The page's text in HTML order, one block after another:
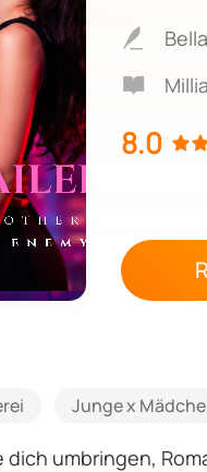
8.0
Junge x
dich umbringen,